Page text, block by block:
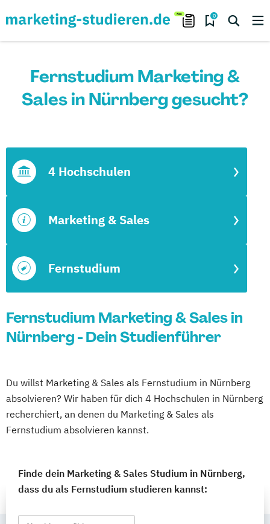
0
Fernstudium Marketing &
Sales in Nürnberg gesucht?
Fernstudium
Marketing & Sales
4 Hochschulen
Fernstudium Marketing & Sales in
Nürnberg - Dein Studienführer
Du willst Marketing & Sales als Fernstudium in Nürnberg
absolvieren? Wir haben für dich 4 Hochschulen in Nürnberg
recherchiert, an denen du Marketing & Sales als
Fernstudium absolvieren kannst.
Finde dein Marketing & Sales Studium in Nürnberg,
dass du als Fernstudium studieren kannst: